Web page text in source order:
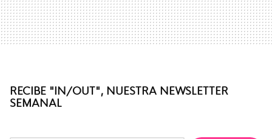
RECIBE "IN/OUT", NUESTRA NEWSLETTER
SEMANAL